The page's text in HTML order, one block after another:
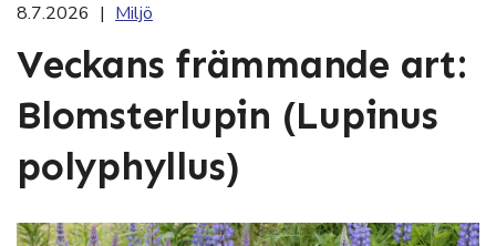
8.7.2026 | Miljö
Veckans främmande art:
Blomsterlupin (Lupinus
polyphyllus)